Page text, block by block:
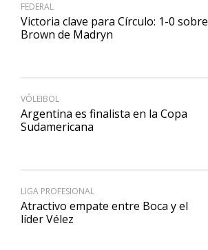
FEDERAL
Victoria clave para Círculo: 1-0 sobre
Brown de Madryn
VÓLEIBOL
Argentina es finalista en la Copa
Sudamericana
LIGA PROFESIONAL
Atractivo empate entre Boca y el
líder Vélez